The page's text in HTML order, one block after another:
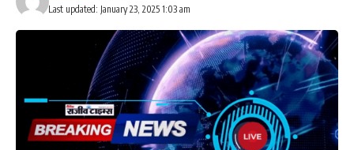
Last updated: January 23, 2025 1:03 am